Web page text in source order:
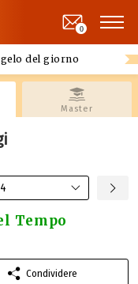
del giorno
0
Master
Tempo
Condividere